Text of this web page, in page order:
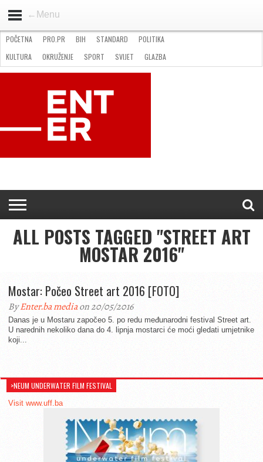
←Menu
STANDARD
GOSPODARSTVO
OKRUŽENJE
POČETNA PRO.PR BIH STANDARD
POLITIKA
KULTURA
OKRUŽENJE SPORT SVIJET
GLAZBA
NATJEČAJI
FILMING LOCATION IN BH KONTAKT
ALL POSTS TAGGED "STREET ART
MOSTAR 2016"
Mostar: Počeo Street art 2016 [FOTO]
ByEnter.ba mediaon 20/05/2016
Danas je u Mostaru započeo 5. po redu međunarodni festival Street art.
U narednih nekoliko dana do 4. lipnja mostarci će moći gledati umjetnike
koji...
>NEUM UNDERWATER FILM FESTIVAL
Visit www.uff.ba